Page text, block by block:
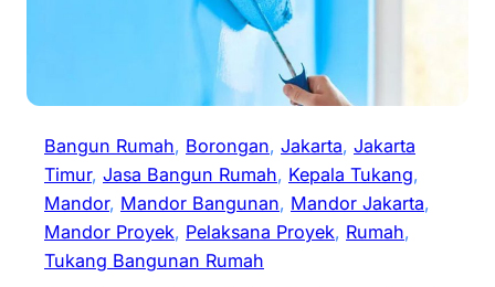
Bangun Rumah, Borongan, Jakarta, Jakarta
Timur, Jasa Bangun Rumah, Kepala Tukang
Mandor, Mandor Bangunan, Mandor Jakarta
Mandor Proyek, Pelaksana Proyek, Rumah
Tukang Bangunan Rumah